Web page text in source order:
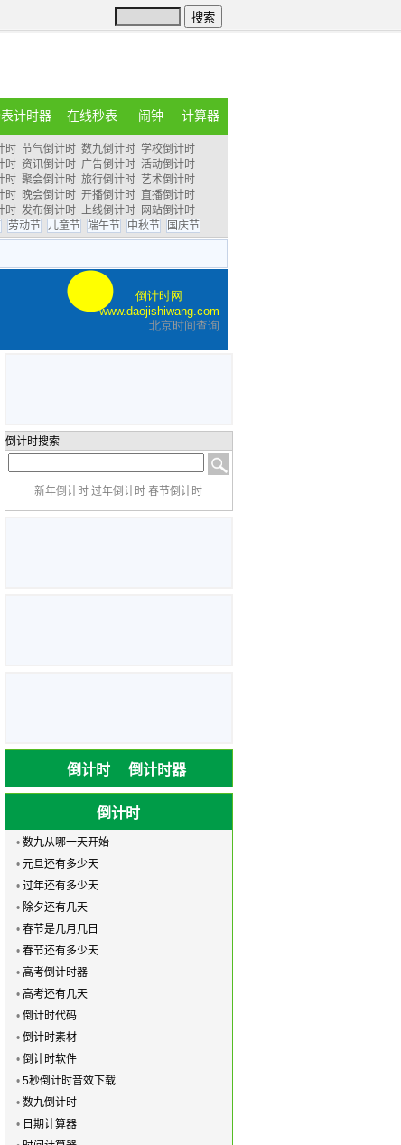
计时器 在线秒表 闹钟 计算器
时 节气倒计时 数九倒计时 学校倒计时
时 资讯倒计时 广告倒计时 活动倒计时
时 聚会倒计时 旅行倒计时 艺术倒计时
时 晚会倒计时 开播倒计时 直播倒计时
时 发布倒计时 上线倒计时 网站倒计时
劳动节 儿童节 端午节 中秋节 国庆节
倒计时搜索
新年倒计时 过年倒计时 春节倒计时
倒计时 倒计时器
倒计时
• 数九从哪一天开始
• 元旦还有多少天
• 过年还有多少天
• 除夕还有几天
• 春节是几月几日
• 春节还有多少天
• 高考倒计时器
• 高考还有几天
• 倒计时代码
• 倒计时素材
• 倒计时软件
• 5秒倒计时音效下载
• 数九倒计时
• 日期计算器